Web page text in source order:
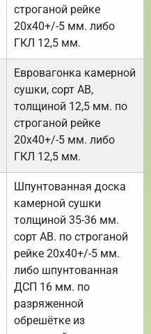
строганой рейке
20х40+/-5 мм. либо
ГКЛ 12,5 мм.
Евровагонка камерной
сушки, сорт АВ,
толщиной 12,5 мм. по
строганой рейке
20х40+/-5 мм. либо
ГКЛ 12,5 мм.
Шпунтованная доска
камерной сушки
толщиной 35-36 мм.
сорт АВ. по строганой
рейке 20х40+/-5 мм.
либо шпунтованная
ДСП 16 мм. по
разряженной
обрешётке из